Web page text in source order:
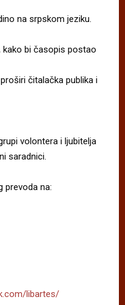
na srpskom jeziku.
bi časopis postao
čitalačka publika i
volontera i ljubitelja
saradnici.
prevoda na:
libartes/